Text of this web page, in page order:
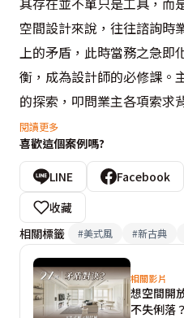
空間設計來說，往往諮詢時
上的矛盾，此時當務之急即
衡，成為設計師的必修課。
的探索，叩問業主各項索求
題等等，進而融會美學素養
本上的煩憂。
以本案為例，風格上屋主偏
式元素；與此同時，也喜愛
彙，設計師的職責便是發掘
完美、無違和地混搭截然不
代風格皆重疊到白色的運用
閱讀更多
喜歡這個案例嗎?
LINE Facebook
收藏
相關標籤
#美式風 #新古典
相關影片
想空間開
不失俐落